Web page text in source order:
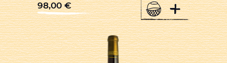
98,00€ +